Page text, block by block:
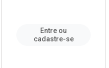
Entre ou
cadastre-se